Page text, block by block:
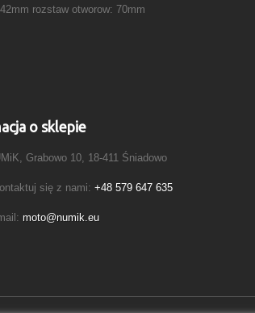
rozstaw otworow: 70mm
o sklepie
Grabowo 10, 18-411 Śniadowo
się z nami: +48 579 647 635
moto@numik.eu